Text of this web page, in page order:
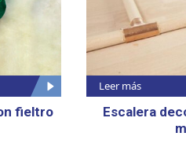
fieltro
Leer más
Escalera